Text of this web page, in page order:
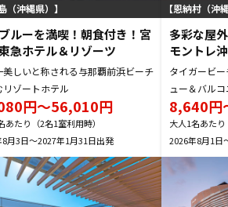
（沖縄県）
ルーを満喫！朝食付き！宮
急ホテル＆リゾーツ
美しいと称される与那覇前浜ビーチ
リゾートホテル
円～56,010円
あたり（2名1室利用時）
月3日～2027年1月31日
恩納村（沖縄
多彩な屋
モントレ
タイガービ
ュー＆バル
8,640円
大人1名あたり
2026年8月1日